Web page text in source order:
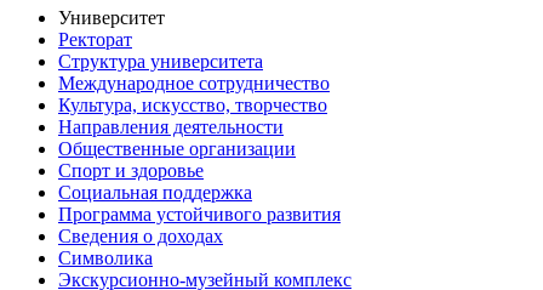
Университет
Ректорат
Структура университета
Международное сотрудничество
Культура, искусство, творчество
Направления деятельности
Общественные организации
Спорт и здоровье
Социальная поддержка
Программа устойчивого развития
Сведения о доходах
Символика
Экскурсионно-музейный комплекс